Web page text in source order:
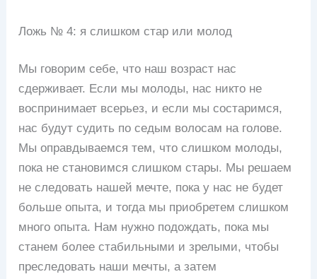
Ложь № 4: я слишком стар или молод
Мы говорим себе, что наш возраст нас
сдерживает. Если мы молоды, нас никто не
воспринимает всерьез, и если мы состаримся,
нас будут судить по седым волосам на голове.
Мы оправдываемся тем, что слишком молоды,
пока не становимся слишком стары. Мы решаем
не следовать нашей мечте, пока у нас не будет
больше опыта, и тогда мы приобретем слишком
много опыта. Нам нужно подождать, пока мы
станем более стабильными и зрелыми, чтобы
преследовать наши мечты, а затем